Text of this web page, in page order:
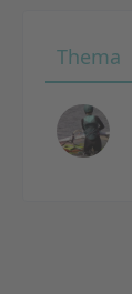
Thema